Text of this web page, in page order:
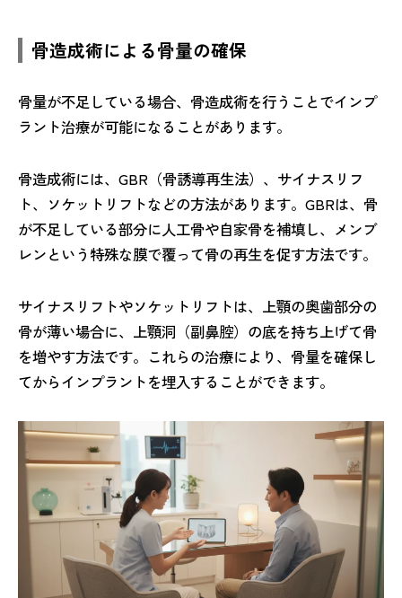
骨造成術による骨量の確保
骨量が不足している場合、骨造成術を行うことでインプ
ラント治療が可能になることがあります。
骨造成術には、GBR（骨誘導再生法）、サイナスリフ
ト、ソケットリフトなどの方法があります。GBRは、骨
が不足している部分に人工骨や自家骨を補填し、メンブ
レンという特殊な膜で覆って骨の再生を促す方法です。
サイナスリフトやソケットリフトは、上顎の奥歯部分の
骨が薄い場合に、上顎洞（副鼻腔）の底を持ち上げて骨
を増やす方法です。これらの治療により、骨量を確保し
てからインプラントを埋入することができます。